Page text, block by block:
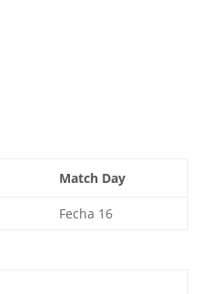
Match Day
Fecha 16